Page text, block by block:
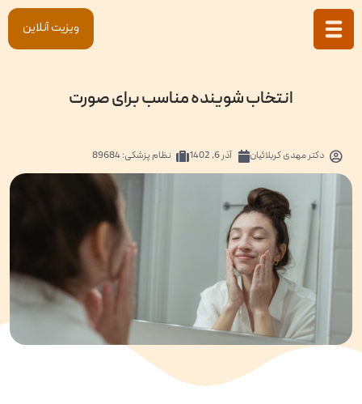
ویزیت آنلاین
انتخاب شوینده مناسب برای صورت
دکترمهدی کربلائیان آذر 6, 1402 نظام پزشکی: 89684